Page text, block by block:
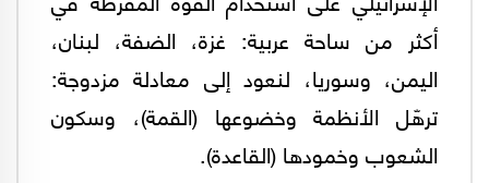
أكثر من ساحة عربية: غزة، الضفة، لبنان،
اليمن، وسوريا، لنعود إلى معادلة مزدوجة:
ترهّل الأنظمة وخضوعها (القمة)، وسكون
الشعوب وخمودها (القاعدة).